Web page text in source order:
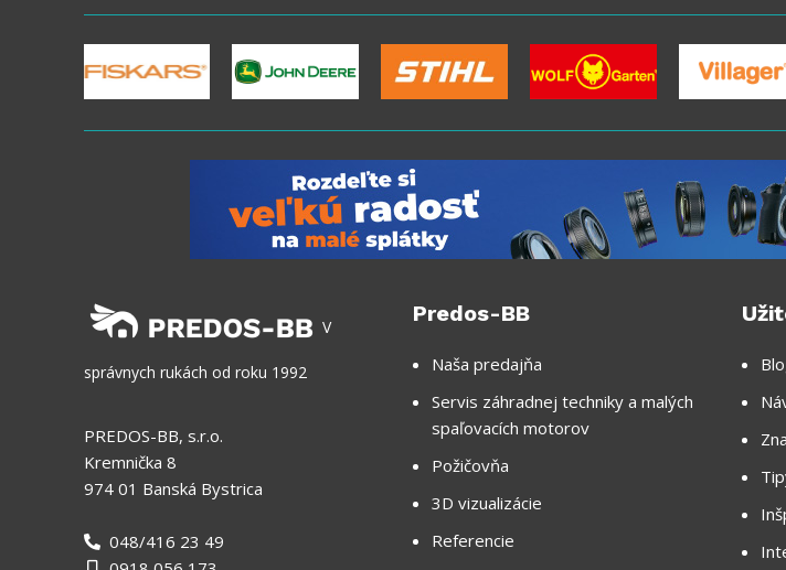
V
správnych rukách od roku 1992
PREDOS-BB, s.r.o.
Kremnička 8
974 01 Banská Bystrica
048/416 23 49
Predos-BB
Naša predajňa
Servis záhradnej techniky a malých
spaľovacích motorov
Požičovňa
3D vizualizácie
Referencie